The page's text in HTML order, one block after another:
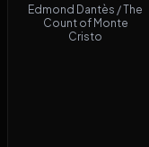
Edmond Dantès / The
Count of Monte
Cristo